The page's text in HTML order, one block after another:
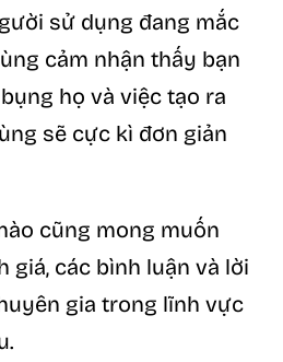
sử dụng đang mắc
cảm nhận thấy bạn
họ và việc tạo ra
sẽ cực kì đơn giản
cũng mong muốn
giá, các bình luận và lời
gia trong lĩnh vực